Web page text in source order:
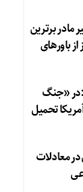
برترین
باورهای
«جنگ
تحمیل
در معادلات